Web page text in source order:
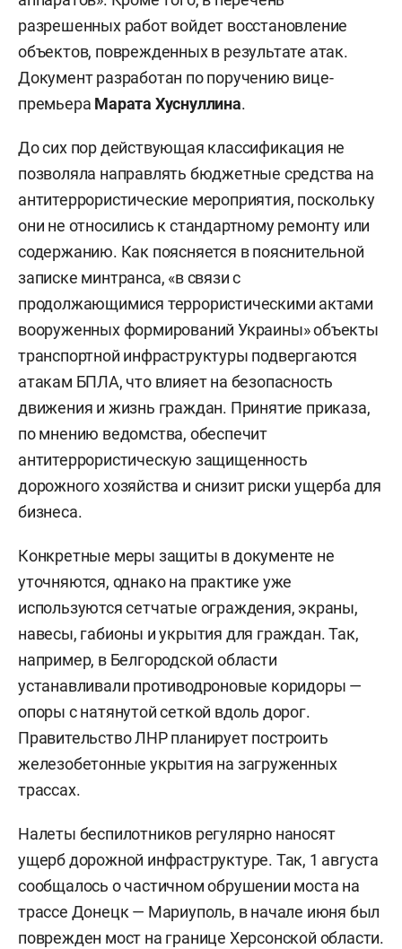
разрешенных работ войдет восстановление
объектов, поврежденных в результате атак.
Документ разработан по поручению вице-
премьера Марата Хуснуллина.
До сих пор действующая классификация не
позволяла направлять бюджетные средства на
антитеррористические мероприятия, поскольку
они не относились к стандартному ремонту или
содержанию. Как поясняется в пояснительной
записке минтранса, «в связи с
продолжающимися террористическими актами
вооруженных формирований Украины» объекты
транспортной инфраструктуры подвергаются
атакам БПЛА, что влияет на безопасность
движения и жизнь граждан. Принятие приказа,
по мнению ведомства, обеспечит
антитеррористическую защищенность
дорожного хозяйства и снизит риски ущерба для
бизнеса.
Конкретные меры защиты в документе не
уточняются, однако на практике уже
используются сетчатые ограждения, экраны,
навесы, габионы и укрытия для граждан. Так,
например, в Белгородской области
устанавливали противодроновые коридоры —
опоры с натянутой сеткой вдоль дорог.
Правительство ЛНР планирует построить
железобетонные укрытия на загруженных
трассах.
Налеты беспилотников регулярно наносят
ущерб дорожной инфраструктуре. Так, 1 августа
сообщалось о частичном обрушении моста на
трассе Донецк — Мариуполь, в начале июня был
поврежден мост на границе Херсонской области.